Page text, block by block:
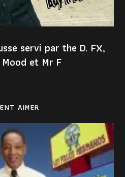
servi par the D. FX,
Mood et Mr F
AIMER